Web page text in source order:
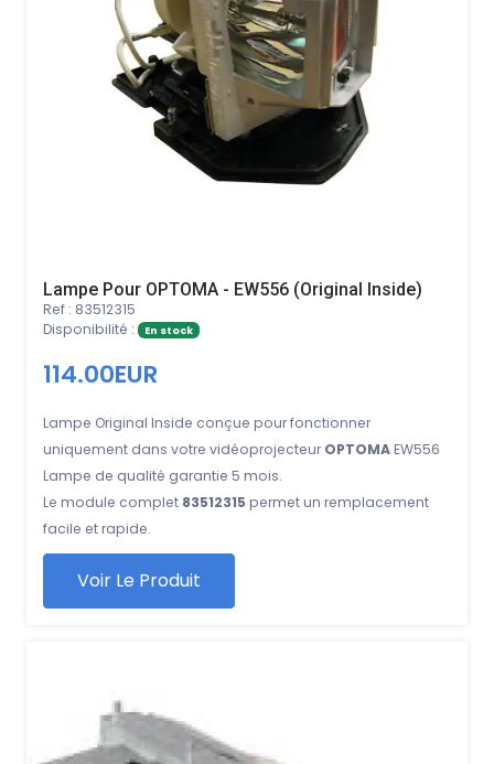
Lampe Pour OPTOMA - EW556 (Original Inside)
Ref : 83512315
Disponibilité :
En stock
114.00EUR
Lampe Original Inside conçue pour fonctionner
uniquement dans votre vidéoprojecteur OPTOMAEW556
Lampe de qualité garantie 5 mois.
Le module complet 83512315 permet un remplacement
facile et rapide.
Voir Le Produit